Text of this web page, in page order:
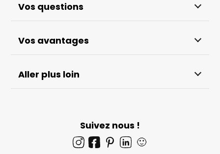
Vos questions
Vos avantages
Aller plus loin
Suivez nous !
🙂